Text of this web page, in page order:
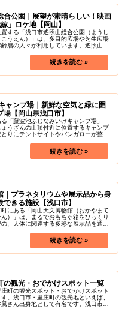
合公園｜展望が素晴らしい！映画
」ロケ地【岡山】
する「浅口市遙照山総合公園（ようし
こうえん）」は、多目的広場や芝生広場
層の人々が利用しています。遙照山展
ができます！また...
ャンプ場｜新鮮な空気と緑に囲
場【岡山県浅口市】
「藤波池ふじなみいけキャンプ場」
うざんの山頂付近に位置するキャンプ
りにテントサイトやバンガローが整備
な浅口市では、おい...
｜プラネタリウムや展示品から身
きる施設【浅口市】
にある「岡山天文博物館（おかやまて
）」は、まるでおもちゃ箱をひっくり
、天体に関連する多彩な展示品を通じ
の観光・おでかけスポット一覧
町の観光スポット・おでかけスポット
。浅口市・里庄町の観光地といえば、
さん出身地として有名です。浅口市・